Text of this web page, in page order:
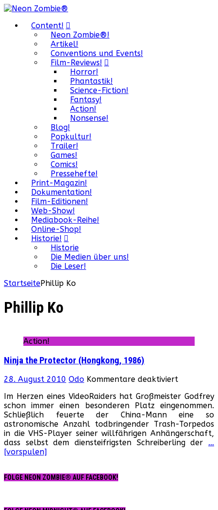
Content!
Neon Zombie®!
Artikel!
Conventions und Events!
Film-Reviews!
Horror!
Phantastik!
Science-Fiction!
Fantasy!
Action!
Nonsense!
Blog!
Popkultur!
Trailer!
Games!
Comics!
Pressehefte!
Print-Magazin!
Dokumentation!
Film-Editionen!
Web-Show!
Mediabook-Reihe!
Online-Shop!
Historie!
Historie
Die Medien über uns!
Die Leser!
StartseitePhillip Ko
Phillip Ko
Action!
Ninja the Protector (Hongkong, 1986)
28. August 2010 Odo Kommentare deaktiviertfür
the
Protector
1986)
Im Herzen eines VideoRaiders hat Großmeister Godfrey
schon immer einen besonderen Platz eingenommen.
Schließlich feuerte der China-Mann eine so
astronomische Anzahl todbringender Trash-Torpedos
in die VHS-Player seiner willfährigen Anhängerschaft,
dass selbst dem diensteifrigsten Schreiberling der …
[vorspulen]
FOLGE NEON ZOMBIE® AUF FACEBOOK!